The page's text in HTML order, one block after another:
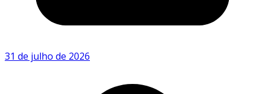
31 de julho de 2026